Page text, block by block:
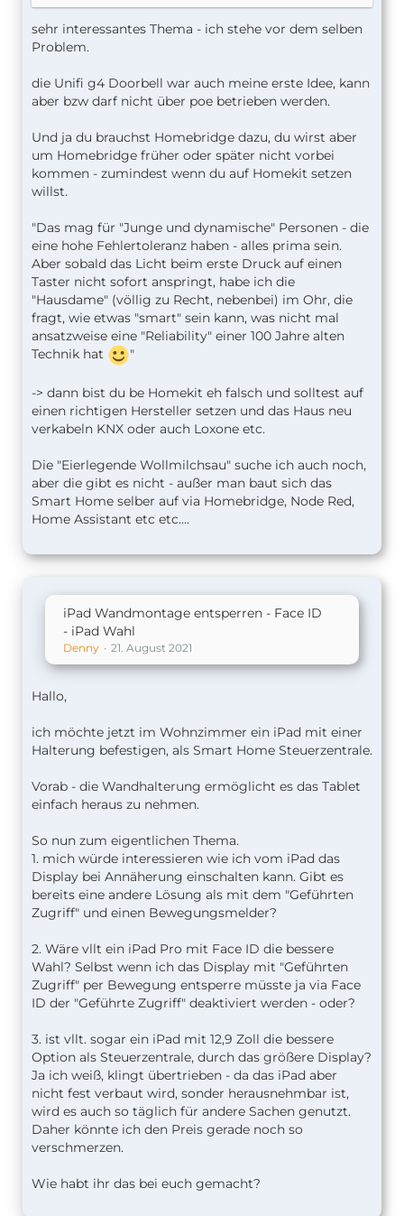
sehr interessantes Thema - ich stehe vor dem selben
Problem.
die Unifi g4 Doorbell war auch meine erste Idee, kann
aber bzw darf nicht über poe betrieben werden.
Und ja du brauchst Homebridge dazu, du wirst aber
um Homebridge früher oder später nicht vorbei
kommen - zumindest wenn du auf Homekit setzen
willst.
"Das mag für "Junge und dynamische" Personen - die
eine hohe Fehlertoleranz haben - alles prima sein.
Aber sobald das Licht beim erste Druck auf einen
Taster nicht sofort anspringt, habe ich die
"Hausdame" (völlig zu Recht, nebenbei) im Ohr, die
fragt, wie etwas "smart" sein kann, was nicht mal
ansatzweise eine "Reliability" einer 100 Jahre alten
Technik hat
"
-> dann bist du be Homekit eh falsch und solltest auf
einen richtigen Hersteller setzen und das Haus neu
verkabeln KNX oder auch Loxone etc.
Die "Eierlegende Wollmilchsau" suche ich auch noch,
aber die gibt es nicht - außer man baut sich das
Smart Home selber auf via Homebridge, Node Red,
Home Assistant etc etc....
iPad Wandmontage entsperren - Face ID
- iPad Wahl
Denny 21. August 2021
Hallo,
ich möchte jetzt im Wohnzimmer ein iPad mit einer
Halterung befestigen, als Smart Home Steuerzentrale.
Vorab - die Wandhalterung ermöglicht es das Tablet
einfach heraus zu nehmen.
So nun zum eigentlichen Thema.
1. mich würde interessieren wie ich vom iPad das
Display bei Annäherung einschalten kann. Gibt es
bereits eine andere Lösung als mit dem "Geführten
Zugriff" und einen Bewegungsmelder?
2. Wäre vllt ein iPad Pro mit Face ID die bessere
Wahl? Selbst wenn ich das Display mit "Geführten
Zugriff" per Bewegung entsperre müsste ja via Face
ID der "Geführte Zugriff" deaktiviert werden - oder?
3. ist vllt. sogar ein iPad mit 12,9 Zoll die bessere
Option als Steuerzentrale, durch das größere Display?
Ja ich weiß, klingt übertrieben - da das iPad aber
nicht fest verbaut wird, sonder herausnehmbar ist,
wird es auch so täglich für andere Sachen genutzt.
Daher könnte ich den Preis gerade noch so
verschmerzen.
Wie habt ihr das bei euch gemacht?